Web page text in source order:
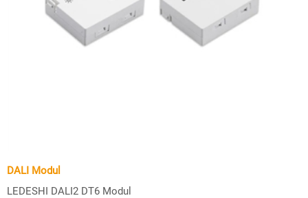
DALI Modul
LEDESHI DALI2 DT6 Modul